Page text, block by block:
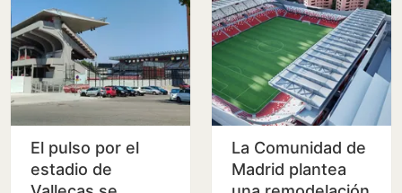
El pulso por el
estadio de
La Comunidad de
Madrid plantea